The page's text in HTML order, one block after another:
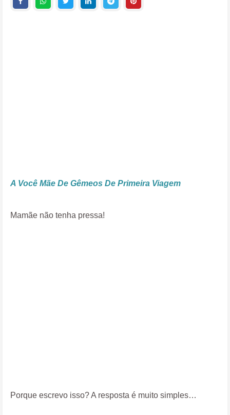
A Você Mãe De Gêmeos De Primeira Viagem
Mamãe não tenha pressa!
Porque escrevo isso? A resposta é muito simples…